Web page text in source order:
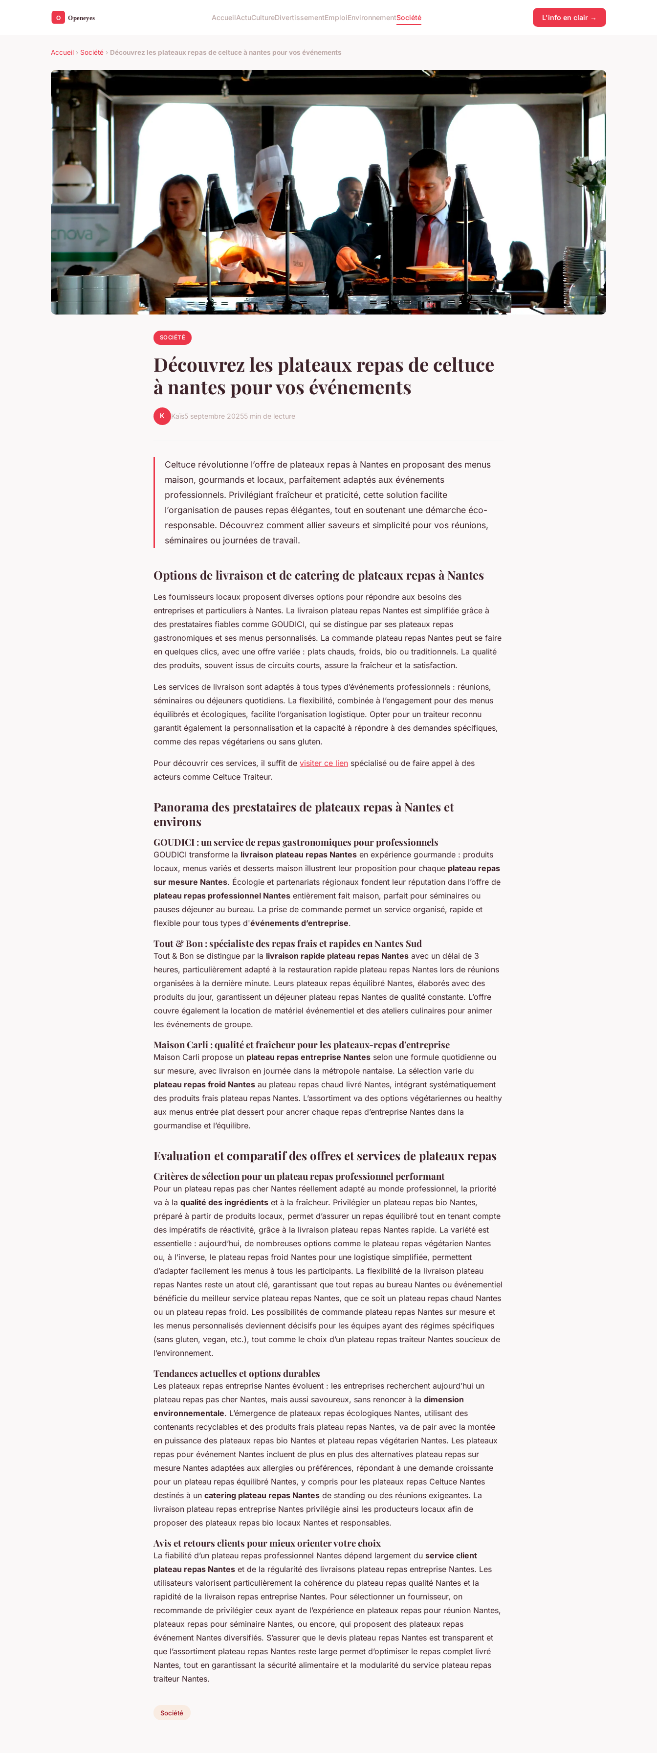
AccueilActuCultureDivertissementEmploiEnvironnementSociété L'info en clair →
Accueil › Société › Découvrez les plateaux repas de celtuce à nantes pour vos événements
SOCIÉTÉ
Découvrez les plateaux repas de celtuce
à nantes pour vos événements
K Kaïs5 septembre 20255 min de lecture
Celtuce révolutionne l’offre de plateaux repas à Nantes en proposant des menus
maison, gourmands et locaux, parfaitement adaptés aux événements
professionnels. Privilégiant fraîcheur et praticité, cette solution facilite
l’organisation de pauses repas élégantes, tout en soutenant une démarche éco-
responsable. Découvrez comment allier saveurs et simplicité pour vos réunions,
séminaires ou journées de travail.
Options de livraison et de catering de plateaux repas à Nantes
Les fournisseurs locaux proposent diverses options pour répondre aux besoins des
entreprises et particuliers à Nantes. La livraison plateau repas Nantes est simplifiée grâce à
des prestataires fiables comme GOUDICI, qui se distingue par ses plateaux repas
gastronomiques et ses menus personnalisés. La commande plateau repas Nantes peut se faire
en quelques clics, avec une offre variée : plats chauds, froids, bio ou traditionnels. La qualité
des produits, souvent issus de circuits courts, assure la fraîcheur et la satisfaction.
Les services de livraison sont adaptés à tous types d’événements professionnels : réunions,
séminaires ou déjeuners quotidiens. La flexibilité, combinée à l’engagement pour des menus
équilibrés et écologiques, facilite l’organisation logistique. Opter pour un traiteur reconnu
garantit également la personnalisation et la capacité à répondre à des demandes spécifiques,
comme des repas végétariens ou sans gluten.
Pour découvrir ces services, il suffit de visiter ce lien spécialisé ou de faire appel à des
acteurs comme Celtuce Traiteur.
Panorama des prestataires de plateaux repas à Nantes et
environs
GOUDICI : un service de repas gastronomiques pour professionnels
GOUDICI transforme la livraison plateau repas Nantes en expérience gourmande : produits
locaux, menus variés et desserts maison illustrent leur proposition pour chaque plateau repas
sur mesure Nantes. Écologie et partenariats régionaux fondent leur réputation dans l’offre de
plateau repas professionnel Nantes entièrement fait maison, parfait pour séminaires ou
pauses déjeuner au bureau. La prise de commande permet un service organisé, rapide et
flexible pour tous types d'événements d’entreprise.
Tout & Bon : spécialiste des repas frais et rapides en Nantes Sud
Tout & Bon se distingue par la livraison rapide plateau repas Nantes avec un délai de 3
heures, particulièrement adapté à la restauration rapide plateau repas Nantes lors de réunions
organisées à la dernière minute. Leurs plateaux repas équilibré Nantes, élaborés avec des
produits du jour, garantissent un déjeuner plateau repas Nantes de qualité constante. L’offre
couvre également la location de matériel événementiel et des ateliers culinaires pour animer
les événements de groupe.
Maison Carli : qualité et fraîcheur pour les plateaux-repas d'entreprise
Maison Carli propose un plateau repas entreprise Nantes selon une formule quotidienne ou
sur mesure, avec livraison en journée dans la métropole nantaise. La sélection varie du
plateau repas froid Nantes au plateau repas chaud livré Nantes, intégrant systématiquement
des produits frais plateau repas Nantes. L’assortiment va des options végétariennes ou healthy
aux menus entrée plat dessert pour ancrer chaque repas d’entreprise Nantes dans la
gourmandise et l’équilibre.
Evaluation et comparatif des offres et services de plateaux repas
Critères de sélection pour un plateau repas professionnel performant
Pour un plateau repas pas cher Nantes réellement adapté au monde professionnel, la priorité
va à la qualité des ingrédients et à la fraîcheur. Privilégier un plateau repas bio Nantes,
préparé à partir de produits locaux, permet d’assurer un repas équilibré tout en tenant compte
des impératifs de réactivité, grâce à la livraison plateau repas Nantes rapide. La variété est
essentielle : aujourd’hui, de nombreuses options comme le plateau repas végétarien Nantes
ou, à l’inverse, le plateau repas froid Nantes pour une logistique simplifiée, permettent
d’adapter facilement les menus à tous les participants. La flexibilité de la livraison plateau
repas Nantes reste un atout clé, garantissant que tout repas au bureau Nantes ou événementiel
bénéficie du meilleur service plateau repas Nantes, que ce soit un plateau repas chaud Nantes
ou un plateau repas froid. Les possibilités de commande plateau repas Nantes sur mesure et
les menus personnalisés deviennent décisifs pour les équipes ayant des régimes spécifiques
(sans gluten, vegan, etc.), tout comme le choix d’un plateau repas traiteur Nantes soucieux de
l’environnement.
Tendances actuelles et options durables
Les plateaux repas entreprise Nantes évoluent : les entreprises recherchent aujourd’hui un
plateau repas pas cher Nantes, mais aussi savoureux, sans renoncer à la dimension
environnementale. L’émergence de plateaux repas écologiques Nantes, utilisant des
contenants recyclables et des produits frais plateau repas Nantes, va de pair avec la montée
en puissance des plateaux repas bio Nantes et plateau repas végétarien Nantes. Les plateaux
repas pour événement Nantes incluent de plus en plus des alternatives plateau repas sur
mesure Nantes adaptées aux allergies ou préférences, répondant à une demande croissante
pour un plateau repas équilibré Nantes, y compris pour les plateaux repas Celtuce Nantes
destinés à un catering plateau repas Nantes de standing ou des réunions exigeantes. La
livraison plateau repas entreprise Nantes privilégie ainsi les producteurs locaux afin de
proposer des plateaux repas bio locaux Nantes et responsables.
Avis et retours clients pour mieux orienter votre choix
La fiabilité d’un plateau repas professionnel Nantes dépend largement du service client
plateau repas Nantes et de la régularité des livraisons plateau repas entreprise Nantes. Les
utilisateurs valorisent particulièrement la cohérence du plateau repas qualité Nantes et la
rapidité de la livraison repas entreprise Nantes. Pour sélectionner un fournisseur, on
recommande de privilégier ceux ayant de l’expérience en plateaux repas pour réunion Nantes,
plateaux repas pour séminaire Nantes, ou encore, qui proposent des plateaux repas
événement Nantes diversifiés. S’assurer que le devis plateau repas Nantes est transparent et
que l’assortiment plateau repas Nantes reste large permet d’optimiser le repas complet livré
Nantes, tout en garantissant la sécurité alimentaire et la modularité du service plateau repas
traiteur Nantes.
Société